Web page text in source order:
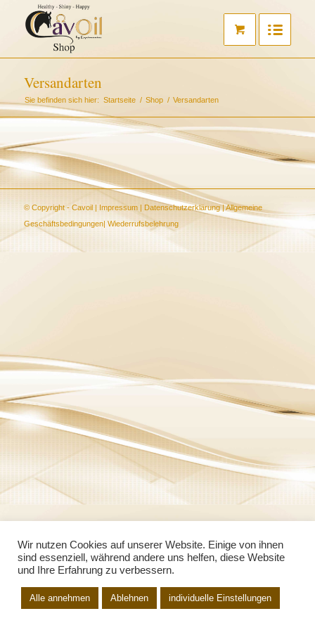
Versandarten
Sie befinden sich hier: Startseite / Shop / Versandarten
© Copyright - Cavoil | Impressum| Datenschutzerklärung|Allgemeine
Geschäftsbedingungen| Wiederrufsbelehrung
Wir nutzen Cookies auf unserer Website. Einige von ihnen
sind essenziell, während andere uns helfen, diese Website
und Ihre Erfahrung zu verbessern.
Alle annehmen Ablehnen individuelle Einstellungen